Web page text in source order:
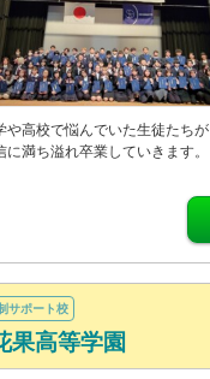
や高校で悩んでいた生徒たちが
に満ち溢れ卒業していきます。
サポート校
果高等学園